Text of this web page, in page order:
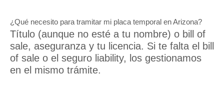
¿Qué necesito para tramitar mi placa temporal en Arizona?
Título (aunque no esté a tu nombre) o bill of
sale, aseguranza y tu licencia. Si te falta el bill
of sale o el seguro liability, los gestionamos
en el mismo trámite.